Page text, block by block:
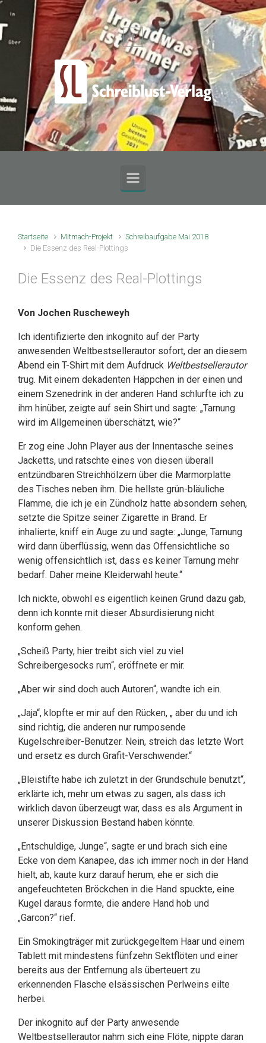
Zum Hauptinhalt springen
Startseite Mitmach-Projekt
Schreibaufgabe Mai 2018
Die Essenz des Real-Plottings
Die Essenz des Real-Plottings
Von Jochen Ruscheweyh
Ich identifizierte den inkognito auf der Party
anwesenden Weltbestsellerautor sofort, der an diesem
Abend ein T-Shirt mit dem Aufdruck Weltbestsellerautor
trug. Mit einem dekadenten Häppchen in der einen und
einem Szenedrink in der anderen Hand schlurfte ich zu
ihm hinüber, zeigte auf sein Shirt und sagte: „Tarnung
wird im Allgemeinen überschätzt, wie?“
Er zog eine John Player aus der Innentasche seines
Jacketts, und ratschte eines von diesen überall
entzündbaren Streichhölzern über die Marmorplatte
des Tisches neben ihm. Die hellste grün-bläuliche
Flamme, die ich je ein Zündholz hatte absondern sehen,
setzte die Spitze seiner Zigarette in Brand. Er
inhalierte, kniff ein Auge zu und sagte: „Junge, Tarnung
wird dann überflüssig, wenn das Offensichtliche so
wenig offensichtlich ist, dass es keiner Tarnung mehr
bedarf. Daher meine Kleiderwahl heute.“
Ich nickte, obwohl es eigentlich keinen Grund dazu gab,
denn ich konnte mit dieser Absurdisierung nicht
konform gehen.
„Scheiß Party, hier treibt sich viel zu viel
Schreibergesocks rum“, eröffnete er mir.
„Aber wir sind doch auch Autoren“, wandte ich ein.
„Jaja“, klopfte er mir auf den Rücken, „ aber du und ich
sind richtig, die anderen nur rumposende
Kugelschreiber-Benutzer. Nein, streich das letzte Wort
und ersetz es durch Grafit-Verschwender.“
„Bleistifte habe ich zuletzt in der Grundschule benutzt“,
erklärte ich, mehr um etwas zu sagen, als dass ich
wirklich davon überzeugt war, dass es als Argument in
unserer Diskussion Bestand haben könnte.
„Entschuldige, Junge“, sagte er und brach sich eine
Ecke von dem Kanapee, das ich immer noch in der Hand
hielt, ab, kaute kurz darauf herum, ehe er sich die
angefeuchteten Bröckchen in die Hand spuckte, eine
Kugel daraus formte, die andere Hand hob und
„Garcon?“ rief.
Ein Smokingträger mit zurückgegeltem Haar und einem
Tablett mit mindestens fünfzehn Sektflöten und einer
bereits aus der Entfernung als überteuert zu
erkennenden Flasche elsässischen Perlweins eilte
herbei.
Der inkognito auf der Party anwesende
Weltbestsellerautor nahm sich eine Flöte, nippte daran